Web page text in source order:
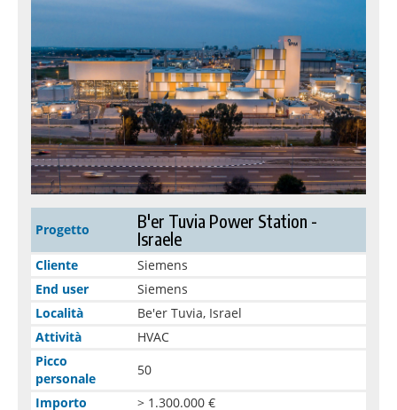
Progetto
B'er Tuvia Power Station -
Israele
Cliente
Siemens
End user
Siemens
Località
Be'er Tuvia, Israel
Attività
HVAC
Picco
personale
50
Importo
> 1.300.000 €